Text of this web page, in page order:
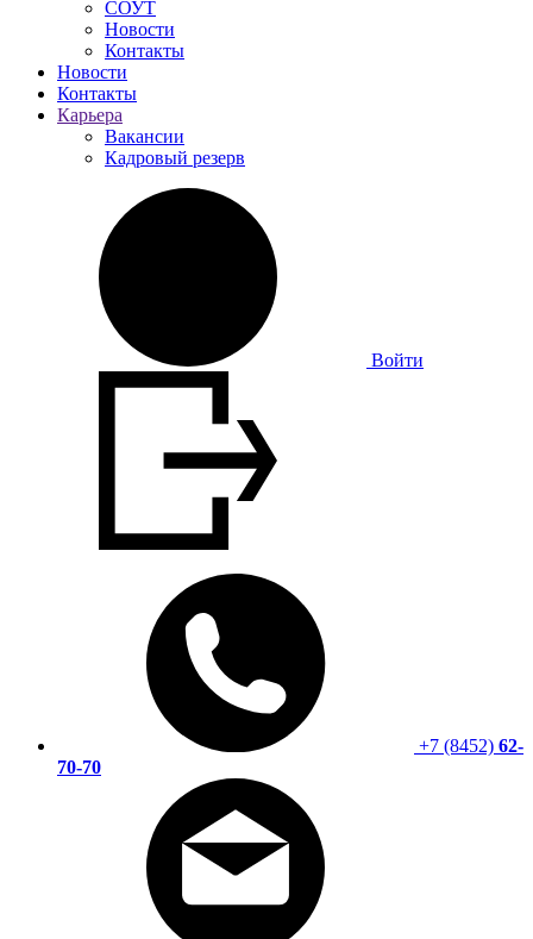
СОУТ
Новости
Контакты
Новости
Контакты
Карьера
Вакансии
Кадровый резерв
Войти
+7 (8452) 62-
70-70